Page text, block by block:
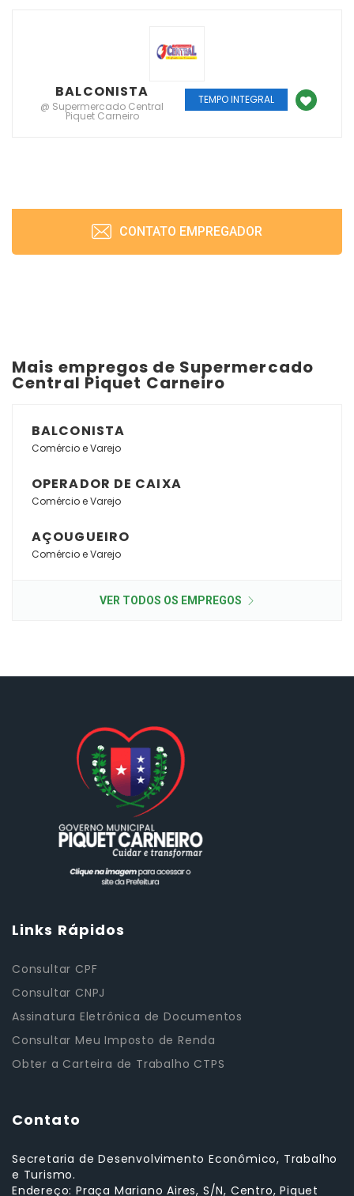
BALCONISTA
@ Supermercado Central
Piquet Carneiro
TEMPO INTEGRAL
CONTATO EMPREGADOR
Mais empregos de Supermercado
Central Piquet Carneiro
BALCONISTA
Comércio e Varejo
OPERADOR DE CAIXA
Comércio e Varejo
AÇOUGUEIRO
Comércio e Varejo
VER TODOS OS EMPREGOS
Links Rápidos
Consultar CPF
Consultar CNPJ
Assinatura Eletrônica de Documentos
Consultar Meu Imposto de Renda
Obter a Carteira de Trabalho CTPS
Contato
Secretaria de Desenvolvimento Econômico, Trabalho
e Turismo.
Endereço: Praça Mariano Aires, S/N, Centro, Piquet